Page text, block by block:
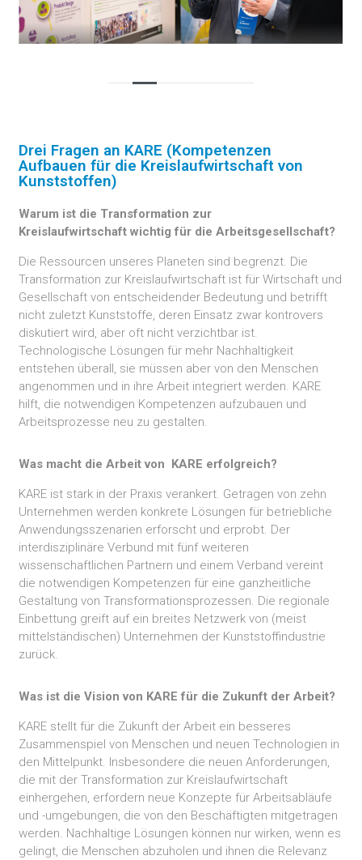
Drei Fragen an KARE (Kompetenzen
Aufbauen für die Kreislaufwirtschaft von
Kunststoffen)
Warum ist die Transformation zur
Kreislaufwirtschaft wichtig für die Arbeitsgesellschaft?
Die Ressourcen unseres Planeten sind begrenzt. Die
Transformation zur Kreislaufwirtschaft ist für Wirtschaft und
Gesellschaft von entscheidender Bedeutung und betrifft
nicht zuletzt Kunststoffe, deren Einsatz zwar kontrovers
diskutiert wird, aber oft nicht verzichtbar ist.
Technologische Lösungen für mehr Nachhaltigkeit
entstehen überall, sie müssen aber von den Menschen
angenommen und in ihre Arbeit integriert werden. KARE
hilft, die notwendigen Kompetenzen aufzubauen und
Arbeitsprozesse neu zu gestalten.
Was macht die Arbeitvon KARE erfolgreich?
KARE ist stark in der Praxis verankert. Getragen von zehn
Unternehmen werden konkrete Lösungen für betriebliche
Anwendungsszenarien erforscht und erprobt. Der
interdisziplinäre Verbund mit fünf weiteren
wissenschaftlichen Partnern und einem Verband vereint
die notwendigen Kompetenzen für eine ganzheitliche
Gestaltung von Transformationsprozessen. Die regionale
Einbettung greift auf ein breites Netzwerk von (meist
mittelständischen) Unternehmen der Kunststoffindustrie
zurück.
Was ist die Visionvon KAREfür die Zukunft der Arbeit?
KARE stellt für die Zukunft der Arbeit ein besseres
Zusammenspiel von Menschen und neuen Technologien in
den Mittelpunkt. Insbesondere die neuen Anforderungen,
die mit der Transformation zur Kreislaufwirtschaft
einhergehen, erfordern neue Konzepte für Arbeitsabläufe
und -umgebungen, die von den Beschäftigten mitgetragen
werden. Nachhaltige Lösungen können nur wirken, wenn es
gelingt, die Menschen abzuholen und ihnen die Relevanz